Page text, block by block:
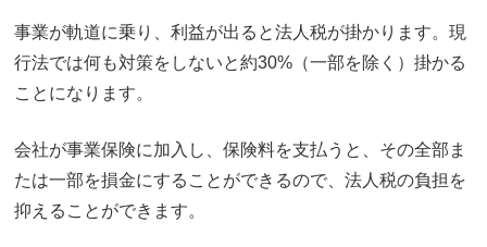
事業が軌道に乗り、利益が出ると法人税が掛かります。現
行法では何も対策をしないと約30%（一部を除く）掛かる
ことになります。
会社が事業保険に加入し、保険料を支払うと、その全部ま
たは一部を損金にすることができるので、法人税の負担を
抑えることができます。